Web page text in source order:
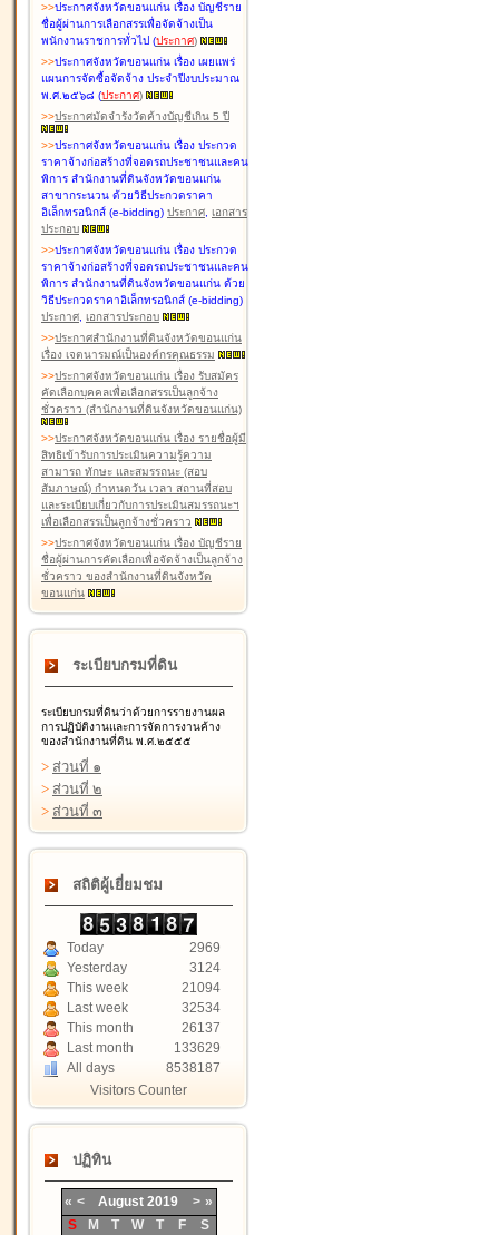
>>ประกาศจังหวัดขอนแก่น เรื่อง บัญชีราย
ชื่อผู้ผ่านการเลือกสรรเพื่อจัดจ้างเป็น
พนักงานราชการทั่วไป (ประกาศ)
>>ประกาศจังหวัดขอนแก่น เรื่อง เผยแพร่
แผนการจัดซื้อจัดจ้าง ประจำปีงบประมาณ
พ.ศ.๒๕๖๘ (ประกาศ)
>>ประกาศมัดจำรังวัดค้างบัญชีเกิน 5 ปี
>>ประกาศจังหวัดขอนแก่น เรื่อง ประกวด
ราคาจ้างก่อสร้างที่จอดรถประชาชนและคน
พิการ สำนักงานที่ดินจังหวัดขอนแก่น
สาขากระนวน ด้วยวิธีประกวดราคา
อิเล็กทรอนิกส์ (e-bidding) ประกาศ, เอกสาร
ประกอบ
>>ประกาศจังหวัดขอนแก่น เรื่อง ประกวด
ราคาจ้างก่อสร้างที่จอดรถประชาชนและคน
พิการ สำนักงานที่ดินจังหวัดขอนแก่น ด้วย
วิธีประกวดราคาอิเล็กทรอนิกส์ (e-bidding)
ประกาศ, เอกสารประกอบ
>>ประกาศสำนักงานที่ดินจังหวัดขอนแก่น
เรื่อง เจตนารมณ์เป็นองค์กรคุณธรรม
>>ประกาศจังหวัดขอนแก่น เรื่อง รับสมัคร
คัดเลือกบุคคลเพื่อเลือกสรรเป็นลูกจ้าง
ชั่วคราว (สำนักงานที่ดินจังหวัดขอนแก่น)
>>ประกาศจังหวัดขอนแก่น เรื่อง รายชื่อผู้มี
สิทธิเข้ารับการประเมินความรู้ความ
สามารถ ทักษะ และสมรรถนะ (สอบ
สัมภาษณ์) กำหนดวัน เวลา สถานที่สอบ
และระเบียบเกี่ยวกับการประเมินสมรรถนะฯ
เพื่อเลือกสรรเป็นลูกจ้างชั่วคราว
>>ประกาศจังหวัดขอนแก่น เรื่อง บัญชีราย
ชื่อผู้ผ่านการคัดเลือกเพื่อจัดจ้างเป็นลูกจ้าง
ชั่วคราว ของสำนักงานที่ดินจังหวัด
ขอนแก่น
ระเบียบกรมที่ดิน
ระเบียบกรมที่ดินว่าด้วยการรายงานผล
การปฏิบัติงานและการจัดการงานค้าง
ของสำนักงานที่ดิน พ.ศ.๒๕๕๕
> ส่วนที่ ๑
> ส่วนที่ ๒
> ส่วนที่ ๓
สถิติผู้เยี่ยมชม
Today
2969
Yesterday
3124
This week
21094
Last week
32534
This month
26137
Last month
133629
All days
8538187
Visitors Counter
ปฏิทิน
« < August 2019 > »
S
M T W T F
S